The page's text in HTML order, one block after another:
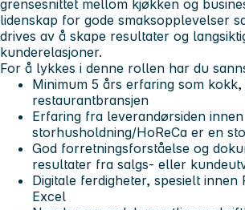
grensesnittet mellom kjøkken og
lidenskap for gode smaksopplevelser
drives av å skape resultater og
kunderelasjoner.
For å lykkes i denne rollen har du
Minimum 5 års erfaring som
restaurantbransjen
Erfaring fra leverandørsiden innen
storhusholdning/HoReCa er en
God forretningsforståelse og
resultater fra salgs- eller
Digitale ferdigheter, spesielt innen
Excel